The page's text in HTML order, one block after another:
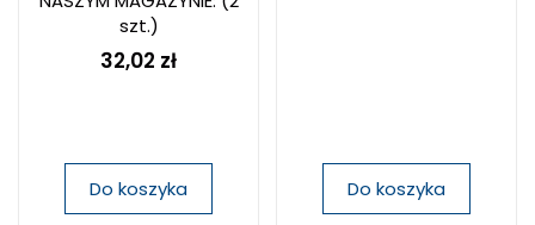
szt.)
32,02 zł
Do koszyka Do koszyka